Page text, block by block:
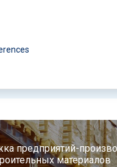
предприятий-
материалов